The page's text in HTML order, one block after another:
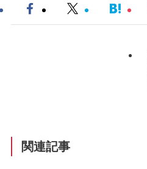
関連記事